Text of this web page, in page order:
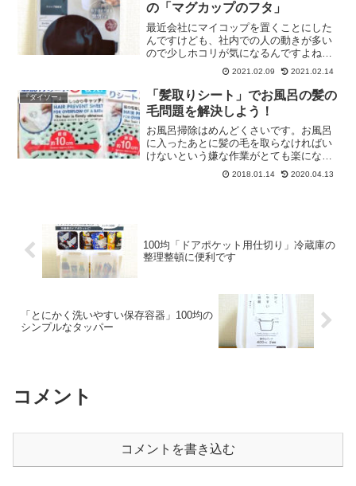
の「マグカップのフタ」
最近会社にマイコップを置くことにした
んですけども、社内での人の動きが多い
ので少しホコリが気になるんですよね。
100均でも充分に商品がそろっています。
片手で簡単にフタの開け閉めができて、
とても気に入ってます。
2021.02.09 2021.02.14
『ダイソー』
「髪取りシート」でお風呂の髪の
毛問題を解決しよう！
お風呂掃除はめんどくさいです。お風呂
に入ったあとに髪の毛を取らなければい
けないという嫌な作業がとても楽になり
ます。大きさが合うかどうかは各家庭の
お風呂の排水溝のタイプによりますので
2018.01.14 2020.04.13
100均「ドアポケット用仕切り」冷蔵庫の
整理整頓に便利です
「とにかく洗いやすい保存容器」100均の
シンプルなタッパー
コメント
コメントを書き込む